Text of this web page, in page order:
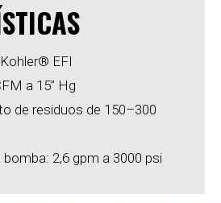
EFI
a 15” Hg
de residuos de 150–300
bomba: 2,6 gpm a 3000 psi